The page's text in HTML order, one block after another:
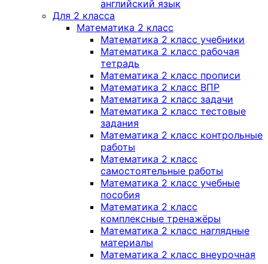
английский язык
Для 2 класса
Математика 2 класс
Математика 2 класс учебники
Математика 2 класс рабочая
тетрадь
Математика 2 класс прописи
Математика 2 класс ВПР
Математика 2 класс задачи
Математика 2 класс тестовые
задания
Математика 2 класс контрольные
работы
Математика 2 класс
самостоятельные работы
Математика 2 класс учебные
пособия
Математика 2 класс
комплексные тренажёры
Математика 2 класс наглядные
материалы
Математика 2 класс внеурочная